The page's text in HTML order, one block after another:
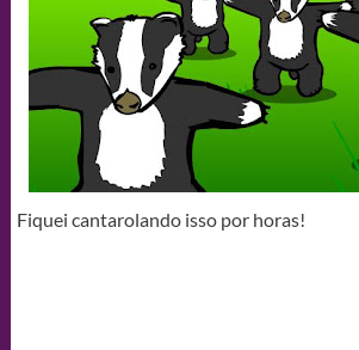
Fiquei cantarolando isso por horas!